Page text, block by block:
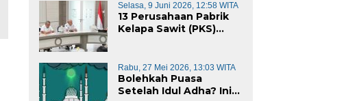
Selasa, 9 Juni 2026, 12:58 WITA
13 Perusahaan Pabrik
Kelapa Sawit (PKS)
Panggil Gubernur
Sulbar
Rabu, 27 Mei 2026, 13:03 WITA
Bolehkah Puasa
Setelah Idul Adha? Ini